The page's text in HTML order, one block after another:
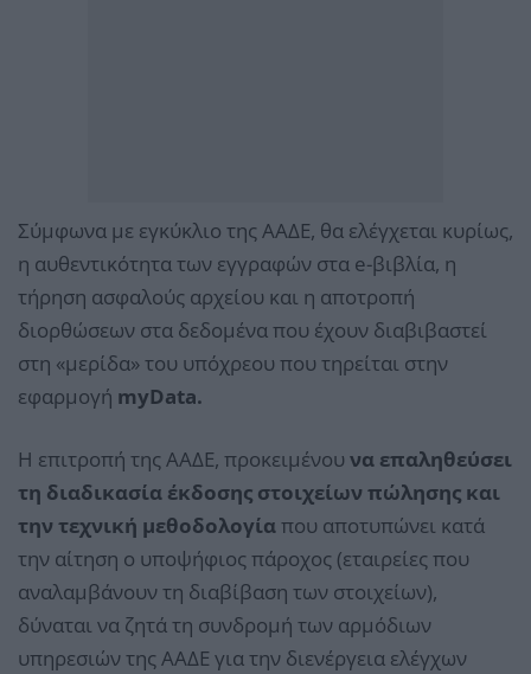
Σύμφωνα με εγκύκλιο της ΑΑΔΕ, θα ελέγχεται κυρίως,
η αυθεντικότητα των εγγραφών στα e-βιβλία, η
τήρηση ασφαλούς αρχείου και η αποτροπή
διορθώσεων στα δεδομένα που έχουν διαβιβαστεί
στη «μερίδα» του υπόχρεου που τηρείται στην
εφαρμογή myData.
Η επιτροπή της ΑΑΔΕ, προκειμένου να επαληθεύσει
τη διαδικασία έκδοσης στοιχείων πώλησης και
την τεχνική μεθοδολογίαπου αποτυπώνει κατά
την αίτηση ο υποψήφιος πάροχος (εταιρείες που
αναλαμβάνουν τη διαβίβαση των στοιχείων),
δύναται να ζητά τη συνδρομή των αρμόδιων
υπηρεσιών της ΑΑΔΕ για την διενέργεια ελέγχων